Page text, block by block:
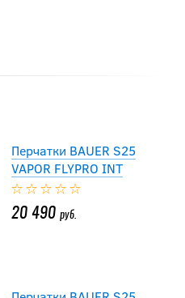
Перчатки BAUER S25
VAPOR FLYPRO INT
20 490 руб.